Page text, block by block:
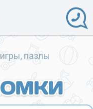
пазлы